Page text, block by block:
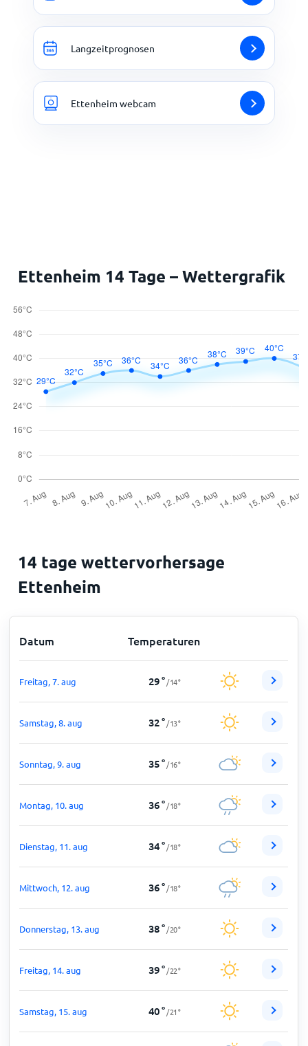
Langzeitprognosen
Ettenheim webcam
Ettenheim 14 Tage – Wettergrafik
14 tage wettervorhersage
Ettenheim
Datum Temperaturen
Freitag, 7. aug 29° /14°
Samstag, 8. aug 32° /13°
Sonntag, 9. aug 35° /16°
Montag, 10. aug 36° /18°
Dienstag, 11. aug 34° /18°
Mittwoch, 12. aug 36° /18°
Donnerstag, 13. aug 38° /20°
Freitag, 14. aug 39° /22°
Samstag, 15. aug 40° /21°